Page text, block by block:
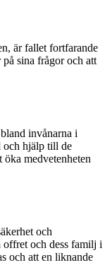
är fallet fortfarande
sina frågor och att
invånarna i
och hjälp till de
öka medvetenheten
och
och dess familj i
och att en liknande